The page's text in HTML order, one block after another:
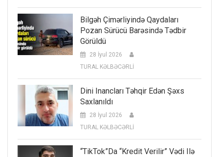
Bilgəh Çimərliyində Qaydaları
Pozan Sürücü Barəsində Tədbir
Görüldü
28 İyul 2026
TURAL KƏLBƏCƏRLİ
Dini Inancları Təhqir Edən Şəxs
Saxlanıldı
28 İyul 2026
TURAL KƏLBƏCƏRLİ
“TikTok”da “kredit Verilir” Vədi Ilə